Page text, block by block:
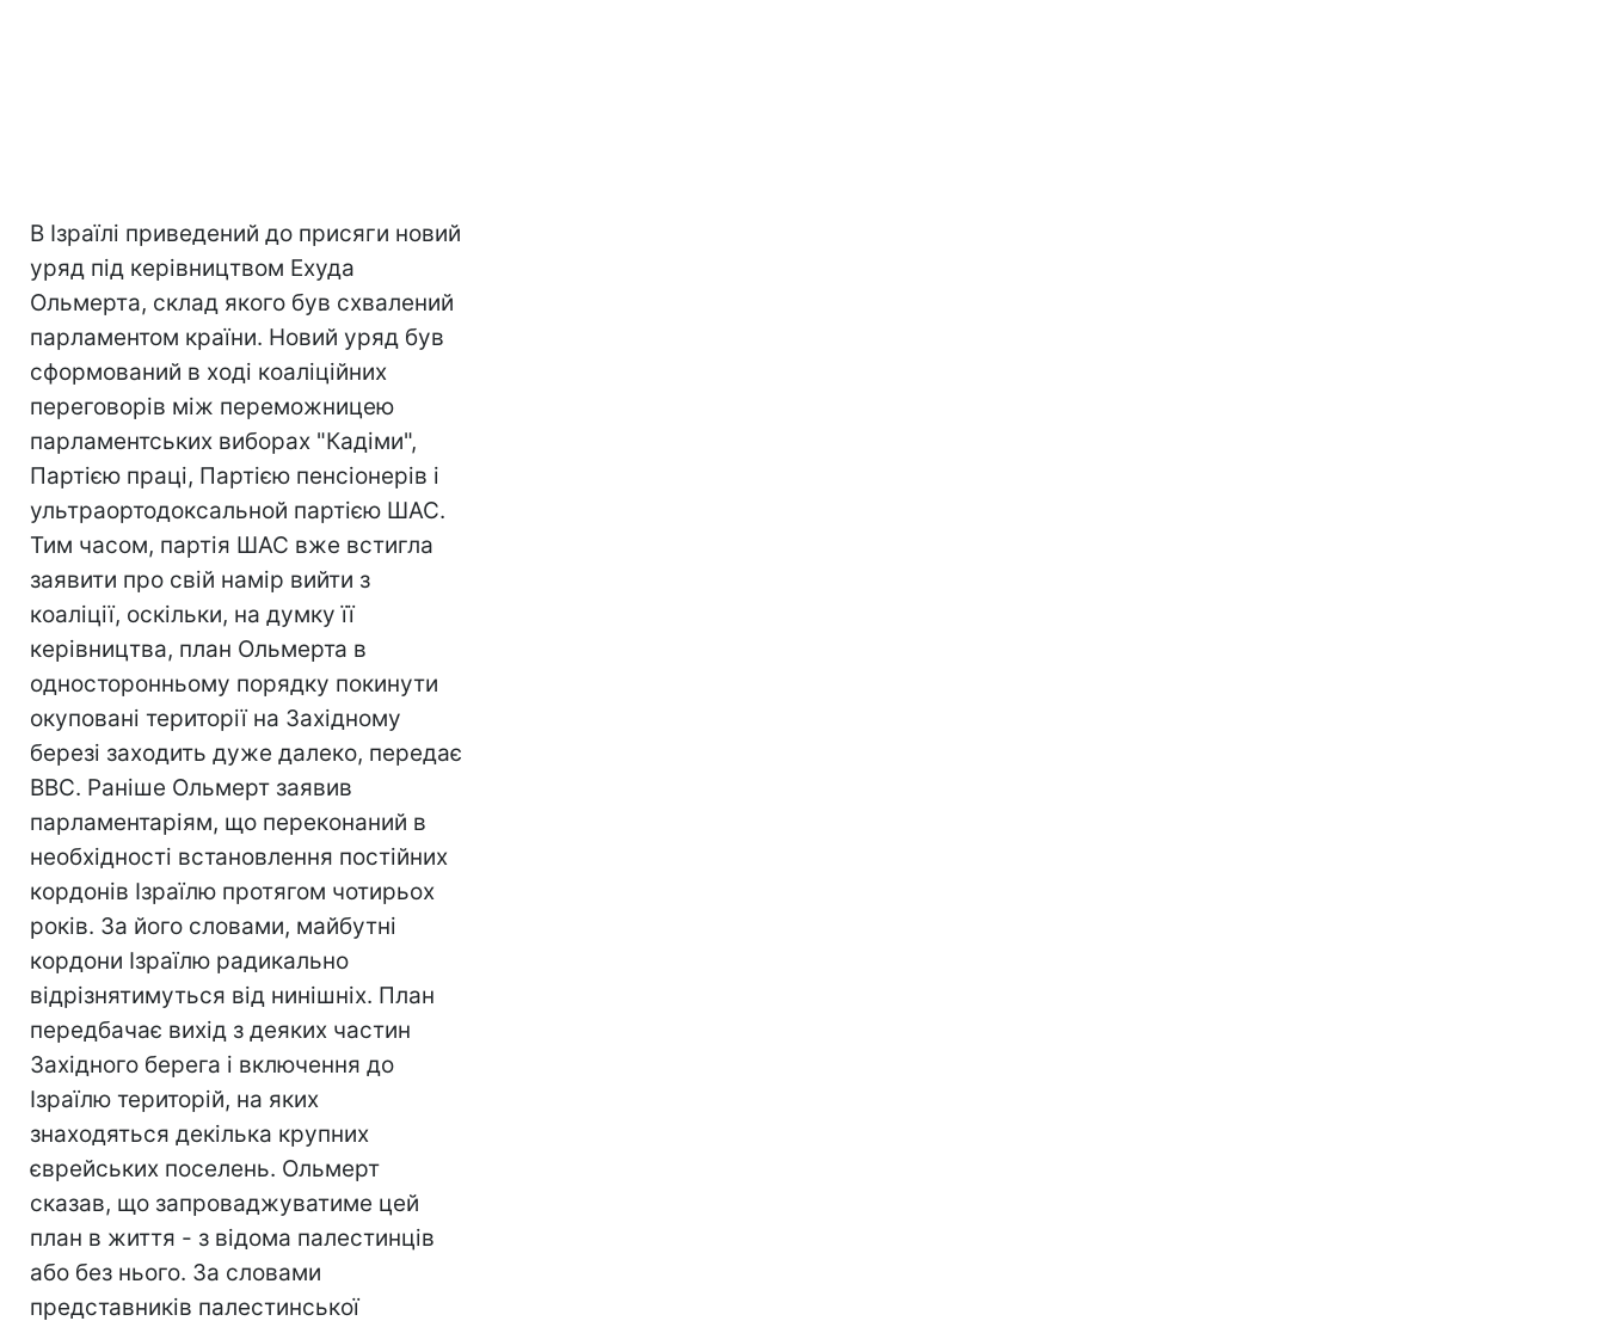
В Ізраїлі приведений до присяги новий
уряд під керівництвом Ехуда
Ольмерта, склад якого був схвалений
парламентом країни. Новий уряд був
сформований в ході коаліційних
переговорів між переможницею
парламентських виборах "Кадіми",
Партією праці, Партією пенсіонерів і
ультраортодоксальной партією ШАС.
Тим часом, партія ШАС вже встигла
заявити про свій намір вийти з
коаліції, оскільки, на думку її
керівництва, план Ольмерта в
односторонньому порядку покинути
окуповані території на Західному
березі заходить дуже далеко, передає
ВВС. Раніше Ольмерт заявив
парламентаріям, що переконаний в
необхідності встановлення постійних
кордонів Ізраїлю протягом чотирьох
років. За його словами, майбутні
кордони Ізраїлю радикально
відрізнятимуться від нинішніх. План
передбачає вихід з деяких частин
Західного берега і включення до
Ізраїлю територій, на яких
знаходяться декілька крупних
єврейських поселень. Ольмерт
сказав, що запроваджуватиме цей
план в життя - з відома палестинців
або без нього. За словами
представників палестинської